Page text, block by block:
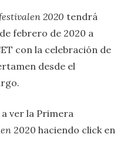
2020 tendrá
febrero de 2020 a
con la celebración de
desde el
a ver la Primera
2020 haciendo click en